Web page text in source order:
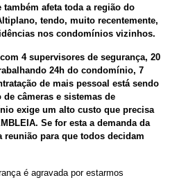
afeta toda a região do
tendo, muito recentemente,
nos condomínios vizinhos.
4 supervisores de segurança, 20
24h do condomínio, 7
de mais pessoal está sendo
câmeras e sistemas de
exige um alto custo que precisa
Se for esta a demanda da
reunião para que todos decidam
é agravada por estarmos